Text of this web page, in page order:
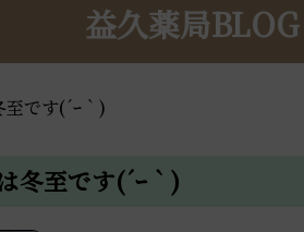
益久薬局BLOG
です(´ｰ｀)
冬至です(´ｰ｀)